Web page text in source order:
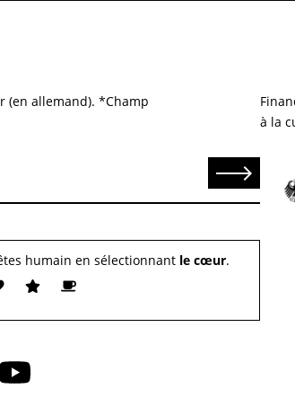
(en allemand). *Champ
Send
humain en sélectionnantle cœur.
Suivez-
nous
à la